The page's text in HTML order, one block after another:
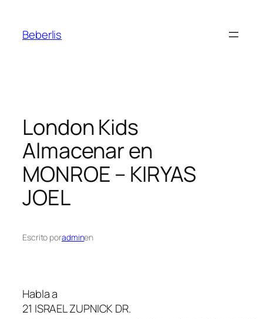
Beberlis
London Kids
Almacenar en
MONROE – KIRYAS
JOEL
Escrito poradminen
Habla a
21 ISRAEL ZUPNICK DR.